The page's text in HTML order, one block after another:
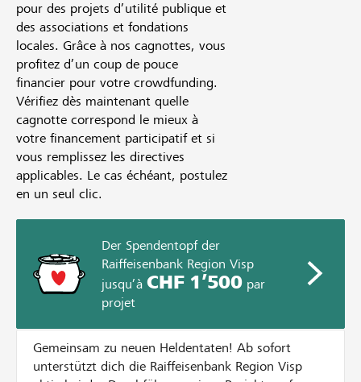
pour des projets d’utilité publique et
des associations et fondations
locales. Grâce à nos cagnottes, vous
profitez d’un coup de pouce
financier pour votre crowdfunding.
Vérifiez dès maintenant quelle
cagnotte correspond le mieux à
votre financement participatif et si
vous remplissez les directives
applicables. Le cas échéant, postulez
en un seul clic.
Der Spendentopf der
Raiffeisenbank Region Visp
jusqu’à CHF 1’500par
projet
Gemeinsam zu neuen Heldentaten! Ab sofort
unterstützt dich die Raiffeisenbank Region Visp